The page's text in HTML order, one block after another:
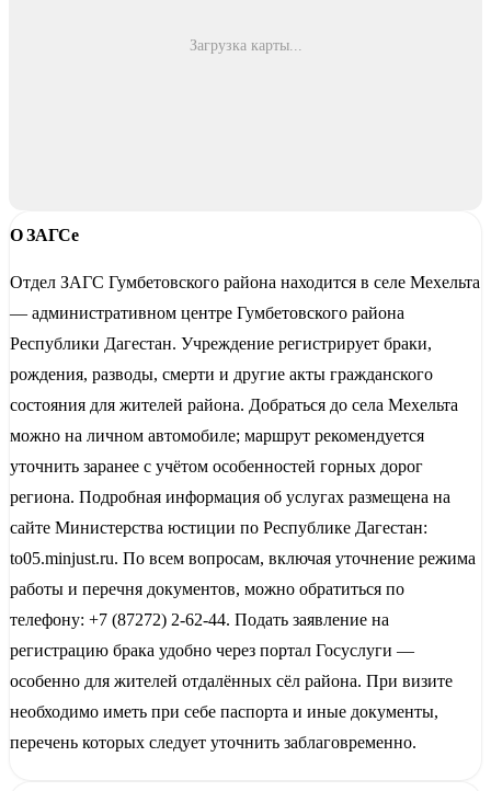
Загрузка карты...
О ЗАГСе
Отдел ЗАГС Гумбетовского района находится в селе Мехельта
— административном центре Гумбетовского района
Республики Дагестан. Учреждение регистрирует браки,
рождения, разводы, смерти и другие акты гражданского
состояния для жителей района. Добраться до села Мехельта
можно на личном автомобиле; маршрут рекомендуется
уточнить заранее с учётом особенностей горных дорог
региона. Подробная информация об услугах размещена на
сайте Министерства юстиции по Республике Дагестан:
to05.minjust.ru. По всем вопросам, включая уточнение режима
работы и перечня документов, можно обратиться по
телефону: +7 (87272) 2-62-44. Подать заявление на
регистрацию брака удобно через портал Госуслуги —
особенно для жителей отдалённых сёл района. При визите
необходимо иметь при себе паспорта и иные документы,
перечень которых следует уточнить заблаговременно.